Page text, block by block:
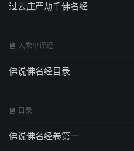
过去庄严劫千佛名经
 大乘单译经
佛说佛名经目录
 目录
佛说佛名经卷第一